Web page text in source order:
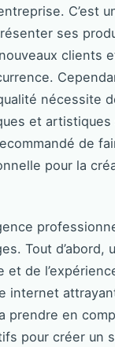
C’est
ses
clients
nécessite
et artistiques
de
pour la
Tout d’abord,
et de
internet
prendre en
pour créer un